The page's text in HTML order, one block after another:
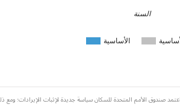
الأساسية
السنة
من 1 كانون الثاني/يناير 2022، اعتمد صندوق الأمم المتحدة للسكان سياسة جديدة